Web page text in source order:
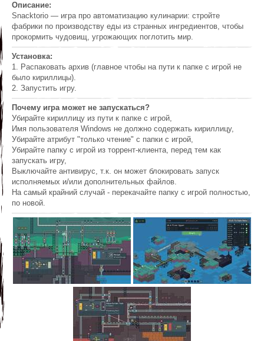
Описание:
Snacktorio — игра про автоматизацию кулинарии: стройте
фабрики по производству еды из странных ингредиентов, чтобы
прокормить чудовищ, угрожающих поглотить мир.
Установка:
1. Распаковать архив (главное чтобы на пути к папке с игрой не
было кириллицы).
2. Запустить игру.
Почему игра может не запускаться?
Убирайте кириллицу из пути к папке с игрой,
Имя пользователя Windows не должно содержать кириллицу,
Убирайте атрибут "только чтение" с папки с игрой,
Убирайте папку с игрой из торрент-клиента, перед тем как
запускать игру,
Выключайте антивирус, т.к. он может блокировать запуск
исполняемых и/или дополнительных файлов.
На самый крайний случай - перекачайте папку с игрой полностью,
по новой.